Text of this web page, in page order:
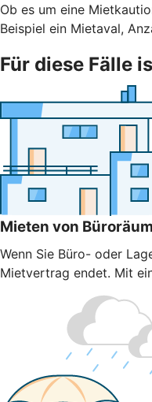
Ob es um eine
Beispiel ein Mietaval,
Für diese Fälle
Mieten von
Wenn Sie Büro- oder
Mietvertrag endet. Mit